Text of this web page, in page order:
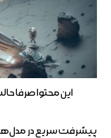
این محتوا صرفا